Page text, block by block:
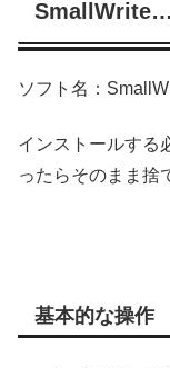
SmallWrite…
ソフト名：
インストールする
ったらそのまま捨
基本的な操作